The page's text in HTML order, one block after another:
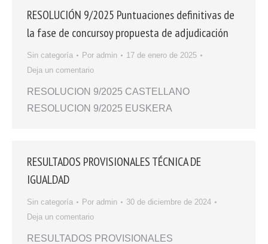
RESOLUCIÓN 9/2025 Puntuaciones definitivas de
la fase de concursoy propuesta de adjudicación
Sin categoría Por admin
17 de enero de 2025
Deja un comentario
RESOLUCION 9/2025 CASTELLANO
RESOLUCION 9/2025 EUSKERA
RESULTADOS PROVISIONALES TÉCNICA DE
IGUALDAD
Sin categoría Por admin
30 de diciembre de 2024
Deja un comentario
RESULTADOS PROVISIONALES